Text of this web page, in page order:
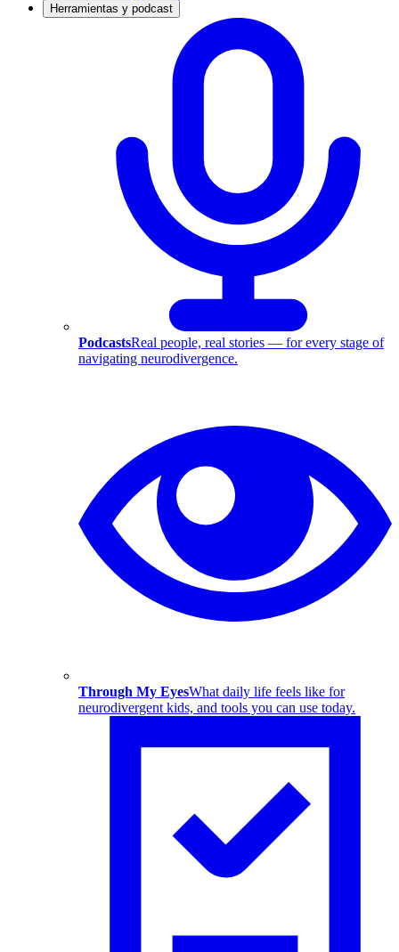
Herramientas y podcast
PodcastsReal people, real stories — for every stage of
navigating neurodivergence.
Through My EyesWhat daily life feels like for
neurodivergent kids, and tools you can use today.